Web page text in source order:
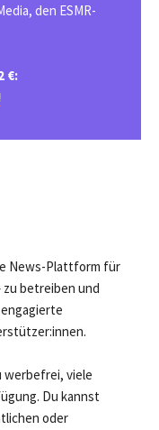
den ESMR-
€:
News-Plattform für
betreiben und
werbefrei, viele
Du kannst
oder